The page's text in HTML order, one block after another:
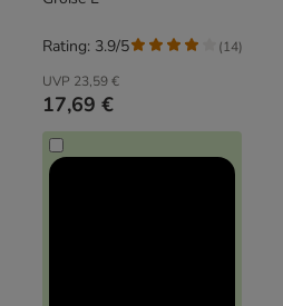
UVP 23,59 €
17,69 €
Rating: 3.9/5 (14)